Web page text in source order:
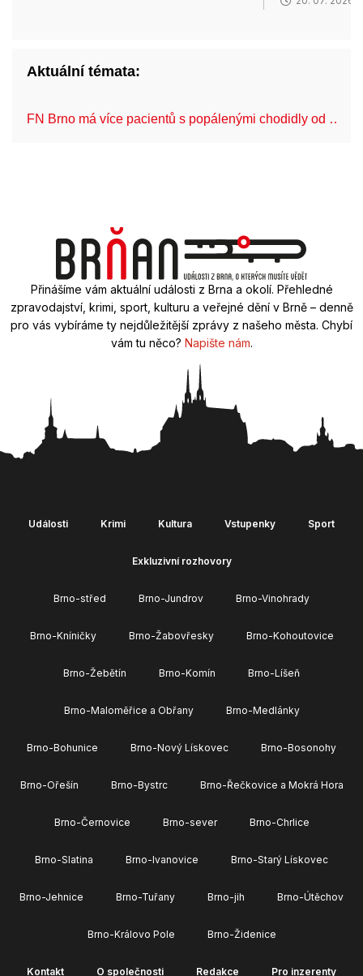
Aktuální témata:
FN Brno má více pacientů s popálenými chodidly od …
Přinášíme vám aktuální události z Brna a okolí. Přehledné
zpravodajství, krimi, sport, kulturu a veřejné dění v Brně – denně
pro vás vybíráme ty nejdůležitější zprávy z našeho města. Chybí
vám tu něco? Napište nám.
Události Krimi Kultura Vstupenky Sport
Exkluzivní rozhovory
Brno-střed Brno-Jundrov Brno-Vinohrady
Brno-Kníničky Brno-Žabovřesky Brno-Kohoutovice
Brno-Žebětín Brno-Komín Brno-Líšeň
Brno-Maloměřice a Obřany Brno-Medlánky
Brno-Bohunice Brno-Nový Lískovec Brno-Bosonohy
Brno-Ořešín Brno-Bystrc Brno-Řečkovice a Mokrá Hora
Brno-Černovice Brno-sever Brno-Chrlice
Brno-Slatina Brno-Ivanovice Brno-Starý Lískovec
Brno-Jehnice Brno-Tuřany Brno-jih Brno-Útěchov
Brno-Královo Pole Brno-Židenice
Kontakt O společnosti Redakce Pro inzerenty